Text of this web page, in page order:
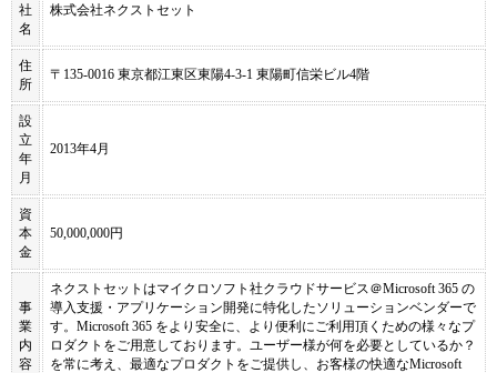
社
名
株式会社ネクストセット
住
所
〒135-0016 東京都江東区東陽4-3-1 東陽町信栄ビル4階
設
立
年
月
2013年4月
資
本
金
50,000,000円
事
業
内
容
ネクストセットはマイクロソフト社クラウドサービス＠Microsoft 365 の
導入支援・アプリケーション開発に特化したソリューションベンダーで
す。Microsoft 365 をより安全に、より便利にご利用頂くための様々なプ
ロダクトをご用意しております。ユーザー様が何を必要としているか？
を常に考え、最適なプロダクトをご提供し、お客様の快適なMicrosoft